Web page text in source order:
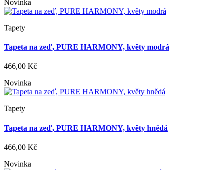
Novinka
Tapety
Tapeta na zeď, PURE HARMONY, květy modrá
466,00 Kč
Novinka
Tapety
Tapeta na zeď, PURE HARMONY, květy hnědá
466,00 Kč
Novinka